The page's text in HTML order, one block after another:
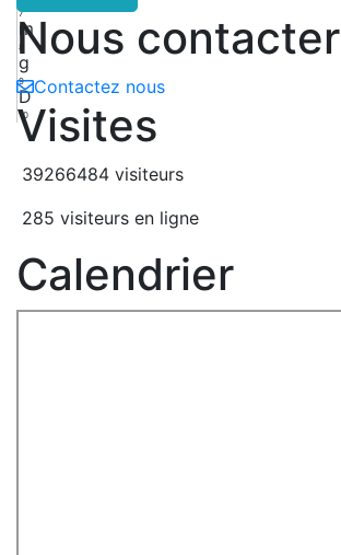
7
m
8
g
9
D
10
Nous contacter
Contactez nous
Visites
39266484 visiteurs
285 visiteurs en ligne
Calendrier